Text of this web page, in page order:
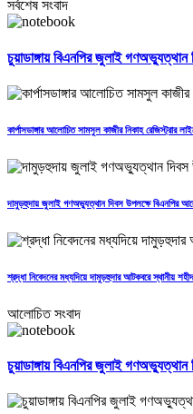
সর্বশেষ সংবাদ
চুয়াডাঙ্গায় বিএনপির জুলাই
কার্পাসডাঙ্গার আলোচিত সামসুল কাজীর নিকাহ রেজিস্ট্রার
দামুড়হুদায় জুলাই গণঅভ্যুত্থান দিবস উপলক্ষে বিএনপির
শ্রদ্ধা নিবেদনের মধ্যদিয়ে দামুড়হুদার আটকবরে স্থানীয়
আলোচিত সংবাদ
চুয়াডাঙ্গায় বিএনপির জুলাই